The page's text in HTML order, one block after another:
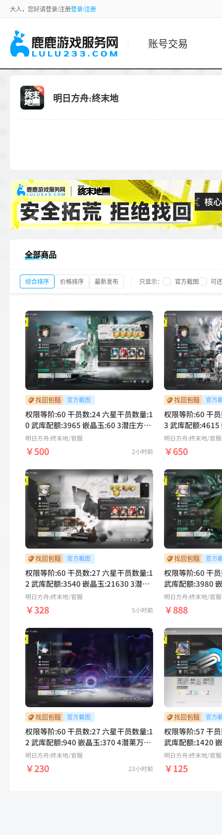
大人，您好请登录/注册登录/注册
账号交易
明日方舟:终末地
全部商品
综合排序 价格排序 最新发布 只显示： 官方截图 可
权限等阶:60 干员数:24 六星干员数量:1
0 武库配额:3965 嵌晶玉:60 3潜庄方
宜，2潜艾尔黛拉，1潜别礼，1潜黎
风，0潜弭弗，0潜汤汤，0潜洁尔佩
塔，0潜莱万汀，骏卫 3潜雾中微光，0
潜熔铸火焰，0潜爆破单元，0潜沧溟星
梦，0潜典范，0潜孤舟，0潜赫拉芬
格，0潜破碎君王，0潜同类相食，0潜
骁勇，0潜楔子 5潜阿列什，5潜艾维文
娜，5潜陈千语，5潜大潘，5潜弧光，
5潜狼卫，5潜佩丽卡，5潜赛希，5潜
昼雪【鹿鹿游戏服务网】
明日方舟:终末地/官服
￥500 2小时前
权限等阶:60 干
3 武库配额
礼，2潜庄方宜
1潜莱万汀，1潜
0潜梨诺，0潜
茜，0潜汤汤，0
3潜破碎君王，2
梦，0潜狼之绯
焰，0潜爆破单
扶摇，0潜孤舟
愿，0潜骑士精
潜同类相食，0
0潜遗忘，0潜艺
潜艾维文娜，5
潜弧光，5潜狼
希，5潜昼雪【
明日方舟:终末地/官服
￥650
权限等阶:60 干员数:27 六星干员数量:1
2 武库配额:3540 嵌晶玉:21630 3潜艾
尔黛拉，2潜骏卫，1潜洛茜，1潜莱万
汀，1潜伊冯，1潜余烬，0潜卡缪，0
潜庄方宜，0潜汤汤，0潜洁尔佩塔，0
潜别礼，0潜黎风 0潜狼之绯，0潜熔铸
火焰，0潜白夜新星，0潜不知归，0潜
沧溟星梦，0潜典范，0潜孤舟，0潜赫
拉芬格，0潜宏愿，0潜领航者，0潜破
碎君王，0潜骑士精神，0潜使命必达，
0潜同类相食，0潜雾中微光，0潜显赫
声名，0潜骁勇，0潜楔子，0潜昔日精
品，0潜遗忘 5潜阿列什，5潜艾维文
娜，5潜陈千语，5潜大潘，5潜弧光，
5潜狼卫，5潜佩丽卡，5潜赛希，5潜
昼雪 卖家说:权限等级60，升级材料
多，有留存20000嵌晶玉+一张寻访情
报书和大量体力【鹿鹿游戏服务网】
明日方舟:终末地/官服
￥328 5小时前
权限等阶:60 干
武库配额:3980
宜，2潜别礼，1
潜余烬，0潜艾
草，0潜爆破单
破碎君王，0潜
器，0潜同类相
楔子，0潜昔日
什，5潜艾维文
潘，5潜弧光，5
5潜赛希，5潜
6星ദ്ദി ༎ຶ‿༎ຶ )【
明日方舟:终末地/官服
￥888
权限等阶:60 干员数:27 六星干员数量:1
2 武库配额:940 嵌晶玉:370 4潜莱万
汀，4潜艾尔黛拉，4潜余烬，1潜伊
冯，1潜别礼，1潜骏卫，1潜黎风，0
潜卡缪，0潜弭弗，0潜庄方宜，0潜汤
明日方舟:终末地/官服
￥230 23小时前
权限等阶:57 干
武库配额:1420
汀，1潜别礼，1
潜洁尔佩塔，0
潜骑士精神，0
明日方舟:终末地/官服
￥125